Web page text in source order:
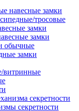
навесные замки
тросовые
замки
замки
обычные
замки
витринные
секретности
секретности